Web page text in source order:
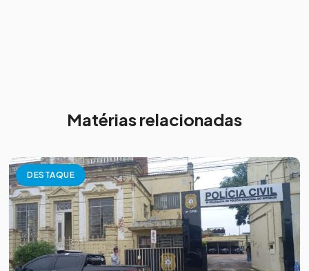
Matérias relacionadas
DESTAQUE